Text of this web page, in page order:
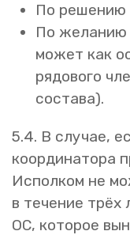
По
По желанию
может как
рядового
состава).
5.4. В случае,
координатора
Исполком не
в течение трёх
ОС, которое